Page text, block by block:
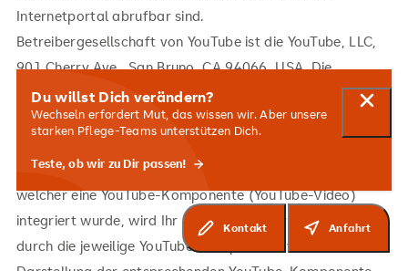
Internetportal abrufbar sind.
Betreibergesellschaft von YouTube ist die YouTube, LLC,
901 Cherry Ave., San Bruno, CA 94066, USA. Die
YouTube, LLC ist eine Tochtergesellschaft der Google
Inc., 1600 Amphitheatre Pkwy, Mountain View, CA
94043-1351, USA.
Durch jeden Aufruf einer Seite unseres Angebotes auf
welcher eine YouTube-Komponente (YouTube-Video)
integriert wurde, wird Ihr Internetbrowser automatisch
durch die jeweilige YouTube-Komponente veranlasst, eine
Kontakt Anfahrt
Du willst Dich verändern?
Wechseln erfordert Mut, das wissen wir. Aber unsere
starken Pflege-Teams unterstützen Dich.
Teste, ob wir zu Dir passen!